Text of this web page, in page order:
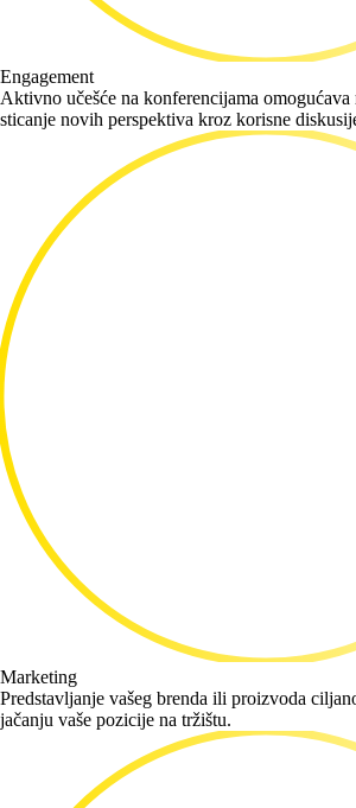
Engagement
Aktivno učešće na konferencijama omogućava
sticanje novih perspektiva kroz korisne
Marketing
Predstavljanje vašeg brenda ili proizvoda
jačanju vaše pozicije na tržištu.